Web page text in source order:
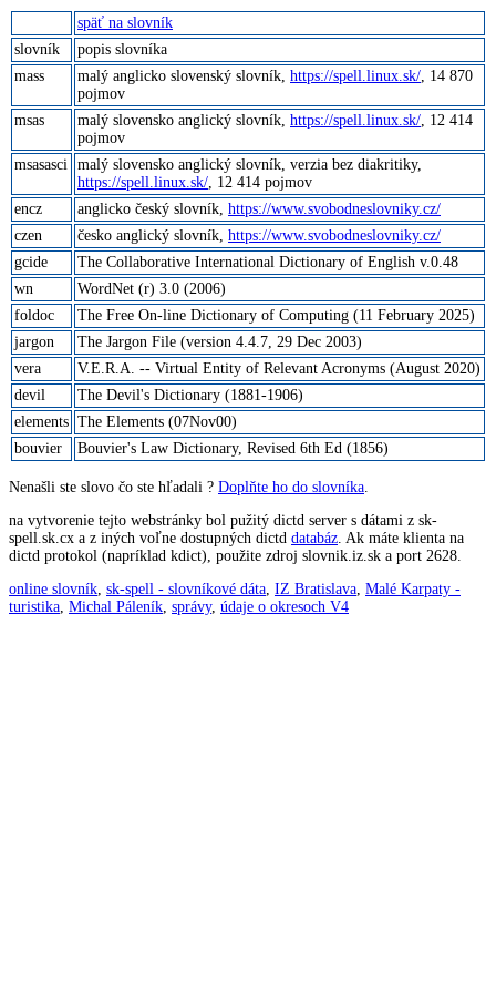
späť na slovník
slovník
popis slovníka
mass
malý anglicko slovenský slovník, https://spell.linux.sk/, 14 870
pojmov
msas
malý slovensko anglický slovník, https://spell.linux.sk/, 12 414
pojmov
msasasci malý slovensko anglický slovník, verzia bez diakritiky,
https://spell.linux.sk/, 12 414 pojmov
encz
anglicko český slovník, https://www.svobodneslovniky.cz/
czen
česko anglický slovník, https://www.svobodneslovniky.cz/
gcide
The Collaborative International Dictionary of English v.0.48
wn
WordNet (r) 3.0 (2006)
foldoc
The Free On-line Dictionary of Computing (11 February 2025)
jargon
The Jargon File (version 4.4.7, 29 Dec 2003)
vera
V.E.R.A. -- Virtual Entity of Relevant Acronyms (August 2020)
devil
The Devil's Dictionary (1881-1906)
elements The Elements (07Nov00)
bouvier
Bouvier's Law Dictionary, Revised 6th Ed (1856)
Nenašli ste slovo čo ste hľadali ? Doplňte ho do slovníka.
na vytvorenie tejto webstránky bol pužitý dictd server s dátami z sk-
spell.sk.cx a z iných voľne dostupných dictd databáz. Ak máte klienta na
dictd protokol (napríklad kdict), použite zdroj slovnik.iz.sk a port 2628.
online slovník, sk-spell - slovníkové dáta, IZ Bratislava, Malé Karpaty -
turistika, Michal Páleník, správy, údaje o okresoch V4